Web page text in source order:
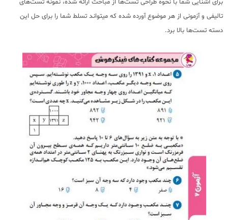
برای آشنایی شما با نحوه طراحی تست‌ها از مباحث ارائه شده، نمونه تست‌های
تالیفی و آزمونی از هر موضوع آورده شده که میتواند تسلط شما را برای حل این
دسته تست‌ها بالا برد.